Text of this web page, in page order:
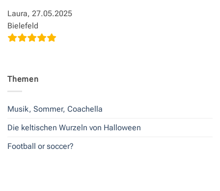
Laura, 27.05.2025
Bielefeld
Themen
Musik, Sommer, Coachella
Die keltischen Wurzeln von Halloween
Football or soccer?